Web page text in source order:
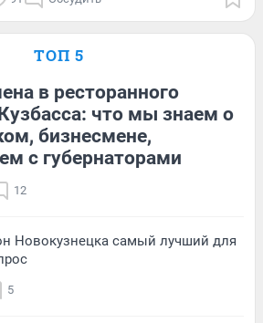
ТОП 5
в ресторанного
что мы знаем о
бизнесмене,
с губернаторами
12
Новокузнецка самый лучший для
5